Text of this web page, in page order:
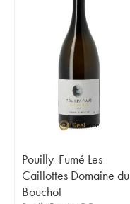
Pouilly-Fumé Les
Caillottes Domaine du
Bouchot